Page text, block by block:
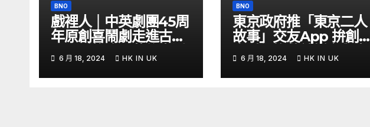
BNO
戲裡人｜中英劇團45周
年原創喜鬧劇走進古怪
又可愛的演員幕後生活
– YouTube
6 月 18, 2024 HK IN UK
BNO
東京政府推「東京二人
故事」交友App 拚創更
多愛侶挽救結婚率與生
育率｜Yahoo Hong
Kong
6 月 18, 2024 HK IN UK